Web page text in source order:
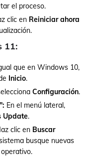
el proceso.
clic en Reiniciar ahora
11:
que en Windows 10,
Inicio.
Configuración.
En el menú lateral,
Update.
clic en Buscar
busque nuevas